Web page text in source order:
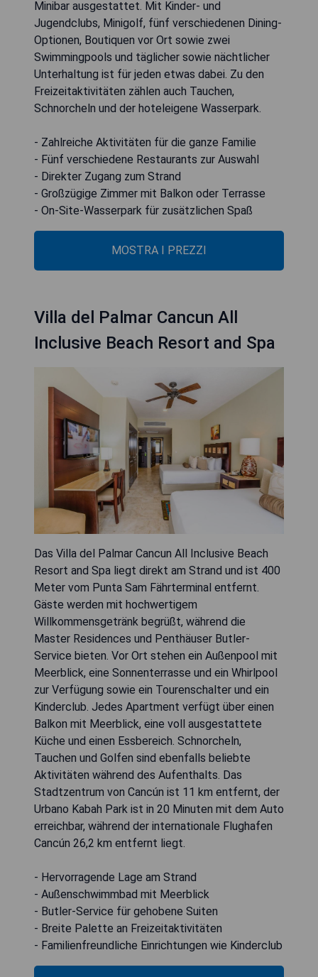
Minibar ausgestattet. Mit Kinder- und
Jugendclubs, Minigolf, fünf verschiedenen Dining-
Optionen, Boutiquen vor Ort sowie zwei
Swimmingpools und täglicher sowie nächtlicher
Unterhaltung ist für jeden etwas dabei. Zu den
Freizeitaktivitäten zählen auch Tauchen,
Schnorcheln und der hoteleigene Wasserpark.
- Zahlreiche Aktivitäten für die ganze Familie
- Fünf verschiedene Restaurants zur Auswahl
- Direkter Zugang zum Strand
- Großzügige Zimmer mit Balkon oder Terrasse
- On-Site-Wasserpark für zusätzlichen Spaß
MOSTRA I PREZZI
Villa del Palmar Cancun All
Inclusive Beach Resort and Spa
Das Villa del Palmar Cancun All Inclusive Beach
Resort and Spa liegt direkt am Strand und ist 400
Meter vom Punta Sam Fährterminal entfernt.
Gäste werden mit hochwertigem
Willkommensgetränk begrüßt, während die
Master Residences und Penthäuser Butler-
Service bieten. Vor Ort stehen ein Außenpool mit
Meerblick, eine Sonnenterrasse und ein Whirlpool
zur Verfügung sowie ein Tourenschalter und ein
Kinderclub. Jedes Apartment verfügt über einen
Balkon mit Meerblick, eine voll ausgestattete
Küche und einen Essbereich. Schnorcheln,
Tauchen und Golfen sind ebenfalls beliebte
Aktivitäten während des Aufenthalts. Das
Stadtzentrum von Cancún ist 11 km entfernt, der
Urbano Kabah Park ist in 20 Minuten mit dem Auto
erreichbar, während der internationale Flughafen
Cancún 26,2 km entfernt liegt.
- Hervorragende Lage am Strand
- Außenschwimmbad mit Meerblick
- Butler-Service für gehobene Suiten
- Breite Palette an Freizeitaktivitäten
- Familienfreundliche Einrichtungen wie Kinderclub